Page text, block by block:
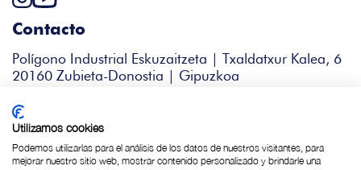
Contacto
Polígono Industrial Eskuzaitzeta | Txaldatxur Kalea, 6
20160 Zubieta-Donostia | Gipuzkoa
+34 943 344 338
igartza@bidfood.es
Utilizamos cookies
Podemos utilizarlas para el análisis de los datos de nuestros visitantes, para
mejorar nuestro sitio web, mostrar contenido personalizado y brindarle una